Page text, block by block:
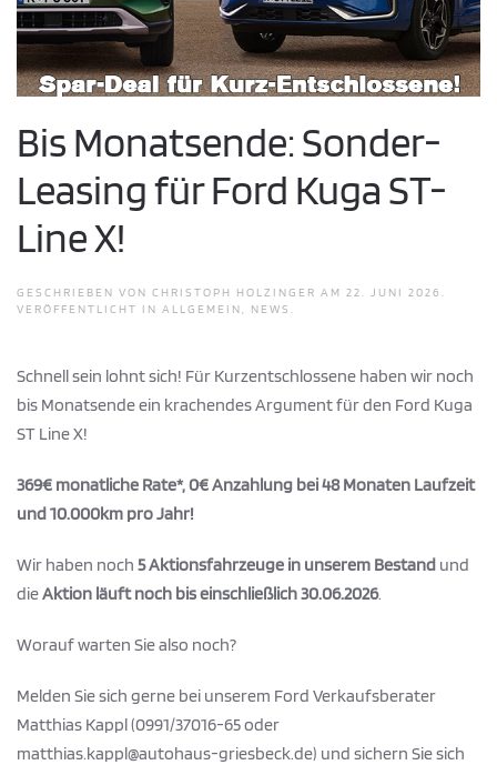
Bis Monatsende: Sonder-
Leasing für Ford Kuga ST-
Line X!
GESCHRIEBEN VON CHRISTOPH HOLZINGER AM 22. JUNI 2026
VERÖFFENTLICHT IN ALLGEMEIN NEWS
Schnell sein lohnt sich! Für Kurzentschlossene haben wir noch
bis Monatsende ein krachendes Argument für den Ford Kuga
ST Line X!
369€ monatliche Rate*, 0€ Anzahlung bei 48 Monaten Laufzeit
und 10.000km pro Jahr!
Wir haben noch 5 Aktionsfahrzeuge in unserem Bestand und
dieAktion läuft noch bis einschließlich 30.06.2026.
Worauf warten Sie also noch?
Melden Sie sich gerne bei unserem Ford Verkaufsberater
Matthias Kappl (0991/37016-65 oder
matthias.kappl@autohaus-griesbeck.de) und sichern Sie sich